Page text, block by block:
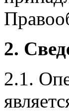
2.
2.1.